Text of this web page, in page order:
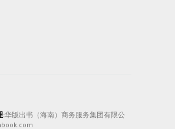
:华版出书（海南）商务服务集团有限公